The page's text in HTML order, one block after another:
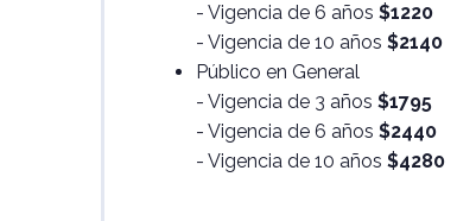
- Vigencia de 6 años $1220
- Vigencia de 10 años $2140
Público en General
- Vigencia de 3 años $1795
- Vigencia de 6 años $2440
- Vigencia de 10 años $4280